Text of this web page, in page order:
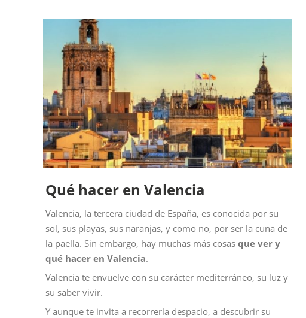
Qué hacer en Valencia
Valencia, la tercera ciudad de España, es conocida por su
sol, sus playas, sus naranjas, y como no, por ser la cuna de
la paella. Sin embargo, hay muchas más cosasque ver y
qué hacer en Valencia.
Valencia te envuelve con su carácter mediterráneo, su luz y
su saber vivir.
Y aunque te invita a recorrerla despacio, a descubrir su